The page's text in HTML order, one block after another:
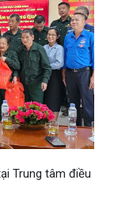
Trung tâm điều